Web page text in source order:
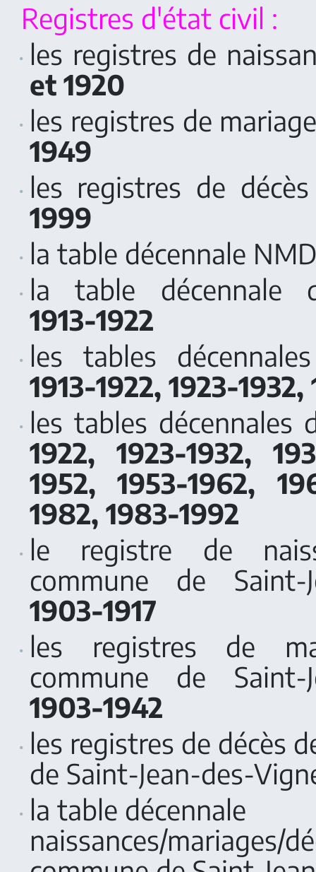
Registres d'état civil :
les registres de
et 1920
les registres de
1949
les registres de
1999
la table décennale
la table décennale
1913-1922
les tables
1913-1922, 1923-1932,
les tables décennales
1922, 1923-1932,
1952, 1953-1962,
1982, 1983-1992
le registre de
commune de Saint-
1903-1917
les registres de
commune de Saint-
1903-1942
les registres de décès
de Saint-Jean-des-
la table décennale
naissances/mariages/